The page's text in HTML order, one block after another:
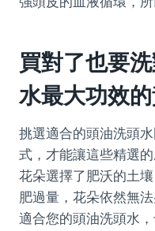
買對了也要
水最大功效
挑選適合的頭油洗頭
式，才能讓這些精選
花朵選擇了肥沃的土
肥過量，花朵依然無
適合您的頭油洗頭水